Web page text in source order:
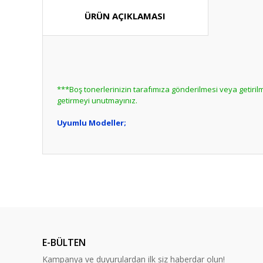
ÜRÜN AÇIKLAMASI
***Boş tonerlerinizin tarafımıza gönderilmesi veya
getirmeyi unutmayınız.
Uyumlu Modeller;
Ürün bilgilerinde hatalar bulunuyor.
E-BÜLTEN
Kampanya ve duyurulardan ilk siz haberdar olun!